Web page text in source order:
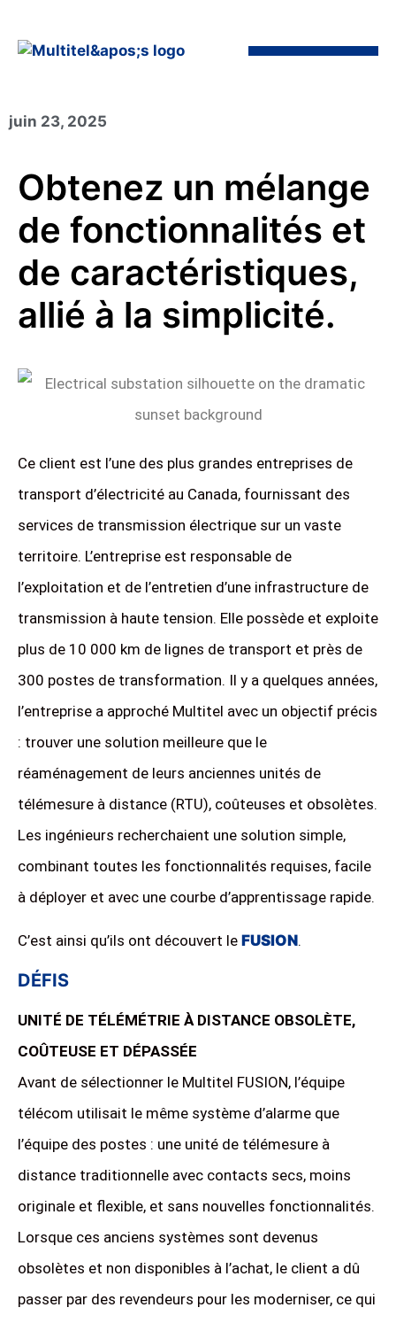
juin 23, 2025
Obtenez un mélange
de fonctionnalités et
de caractéristiques,
allié à la simplicité.
Ce client est l’une des plus grandes entreprises de
transport d’électricité au Canada, fournissant des
services de transmission électrique sur un vaste
territoire. L’entreprise est responsable de
l’exploitation et de l’entretien d’une infrastructure de
transmission à haute tension. Elle possède et exploite
plus de 10 000 km de lignes de transport et près de
300 postes de transformation. Il y a quelques années,
l’entreprise a approché Multitel avec un objectif précis
: trouver une solution meilleure que le
réaménagement de leurs anciennes unités de
télémesure à distance (RTU), coûteuses et obsolètes.
Les ingénieurs recherchaient une solution simple,
combinant toutes les fonctionnalités requises, facile
à déployer et avec une courbe d’apprentissage rapide.
C’est ainsi qu’ils ont découvert le FUSION.
DÉFIS
UNITÉ DE TÉLÉMÉTRIE À DISTANCE OBSOLÈTE,
COÛTEUSE ET DÉPASSÉE
Avant de sélectionner le Multitel FUSION, l’équipe
télécom utilisait le même système d’alarme que
l’équipe des postes : une unité de télémesure à
distance traditionnelle avec contacts secs, moins
originale et flexible, et sans nouvelles fonctionnalités.
Lorsque ces anciens systèmes sont devenus
obsolètes et non disponibles à l’achat, le client a dû
passer par des revendeurs pour les moderniser, ce qui